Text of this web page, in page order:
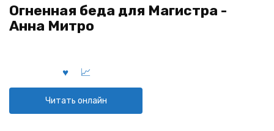
Огненная беда для Магистра -
Анна Митро
Читать онлайн